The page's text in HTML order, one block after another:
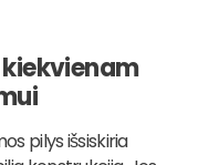
pilys išsiskiria